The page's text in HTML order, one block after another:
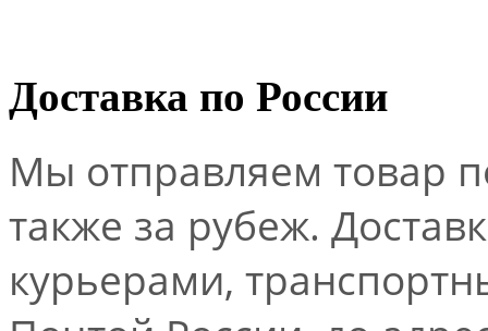
Доставка по России
Мы отправляем товар
также за рубеж.
курьерами,